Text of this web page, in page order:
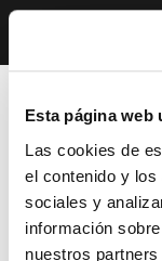
Esta página web
Las cookies de
el contenido y
sociales y
información
nuestros